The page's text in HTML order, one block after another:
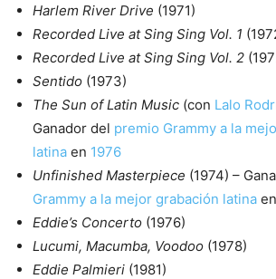
Harlem River Drive (1971)
Recorded Live at Sing Sing Vol. 1
Recorded Live at Sing Sing Vol. 2
Sentido (1973)
The Sun of Latin Music (con Lalo
Ganador del premio Grammy a la
latina en 1976
Unfinished Masterpiece (1974) –
Grammy a la mejor grabación latina en
Eddie’s Concerto (1976)
Lucumi, Macumba, Voodoo (1978)
Eddie Palmieri (1981)